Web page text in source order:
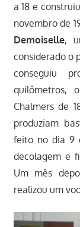
a 18 e
novembro de
Demoiselle,
considerado o
conseguiu
quilômetros,
Chalmers de
produziam
feito no dia 9
decolagem e
Um mês
realizou um